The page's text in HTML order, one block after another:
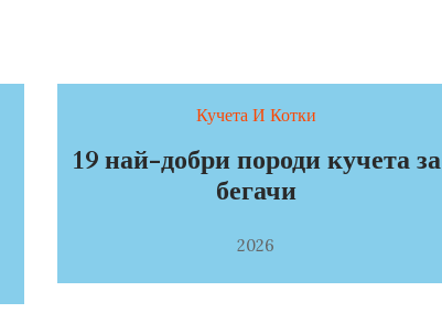
Кучета И Котки
19 най-добри породи кучета за
бегачи
2026